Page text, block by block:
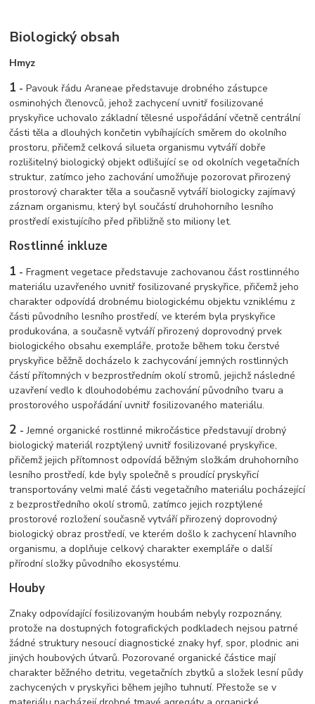
Biologický obsah
Hmyz
1 - Pavouk řádu Araneae představuje drobného zástupce
osminohých členovců, jehož zachycení uvnitř fosilizované
pryskyřice uchovalo základní tělesné uspořádání včetně centrální
části těla a dlouhých končetin vybíhajících směrem do okolního
prostoru, přičemž celková silueta organismu vytváří dobře
rozlišitelný biologický objekt odlišující se od okolních vegetačních
struktur, zatímco jeho zachování umožňuje pozorovat přirozený
prostorový charakter těla a současně vytváří biologicky zajímavý
záznam organismu, který byl součástí druhohorního lesního
prostředí existujícího před přibližně sto miliony let.
Rostlinné inkluze
1 - Fragment vegetace představuje zachovanou část rostlinného
materiálu uzavřeného uvnitř fosilizované pryskyřice, přičemž jeho
charakter odpovídá drobnému biologickému objektu vzniklému z
části původního lesního prostředí, ve kterém byla pryskyřice
produkována, a současně vytváří přirozený doprovodný prvek
biologického obsahu exempláře, protože během toku čerstvé
pryskyřice běžně docházelo k zachycování jemných rostlinných
částí přítomných v bezprostředním okolí stromů, jejichž následné
uzavření vedlo k dlouhodobému zachování původního tvaru a
prostorového uspořádání uvnitř fosilizovaného materiálu.
2 - Jemné organické rostlinné mikročástice představují drobný
biologický materiál rozptýlený uvnitř fosilizované pryskyřice,
přičemž jejich přítomnost odpovídá běžným složkám druhohorního
lesního prostředí, kde byly společně s proudící pryskyřicí
transportovány velmi malé části vegetačního materiálu pocházející
z bezprostředního okolí stromů, zatímco jejich rozptýlené
prostorové rozložení současně vytváří přirozený doprovodný
biologický obraz prostředí, ve kterém došlo k zachycení hlavního
organismu, a doplňuje celkový charakter exempláře o další
přírodní složky původního ekosystému.
Houby
Znaky odpovídající fosilizovaným houbám nebyly rozpoznány,
protože na dostupných fotografických podkladech nejsou patrné
žádné struktury nesoucí diagnostické znaky hyf, spor, plodnic ani
jiných houbových útvarů. Pozorované organické částice mají
charakter běžného detritu, vegetačních zbytků a složek lesní půdy
zachycených v pryskyřici během jejího tuhnutí. Přestože se v